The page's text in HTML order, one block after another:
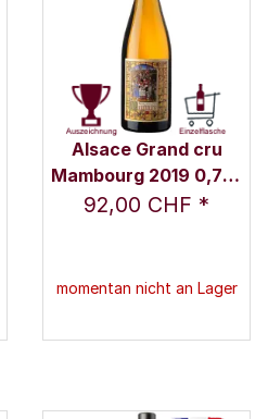
Alsace Grand cru
Mambourg 2019 0,75 l
- Domaine Marcel
92,00 CHF *
momentan nicht an Lager